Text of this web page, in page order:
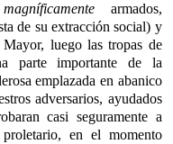
magníficamente armados,
de su extracción social) y
Mayor, luego las tropas de
parte importante de la
emplazada en abanico
adversarios, ayudados
casi seguramente a
en el momento